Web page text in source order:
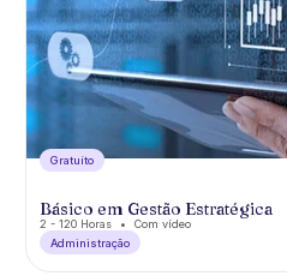
Gratuíto
Básico em Gestão Estratégica
2 - 120 Horas
Com vídeo
Administração